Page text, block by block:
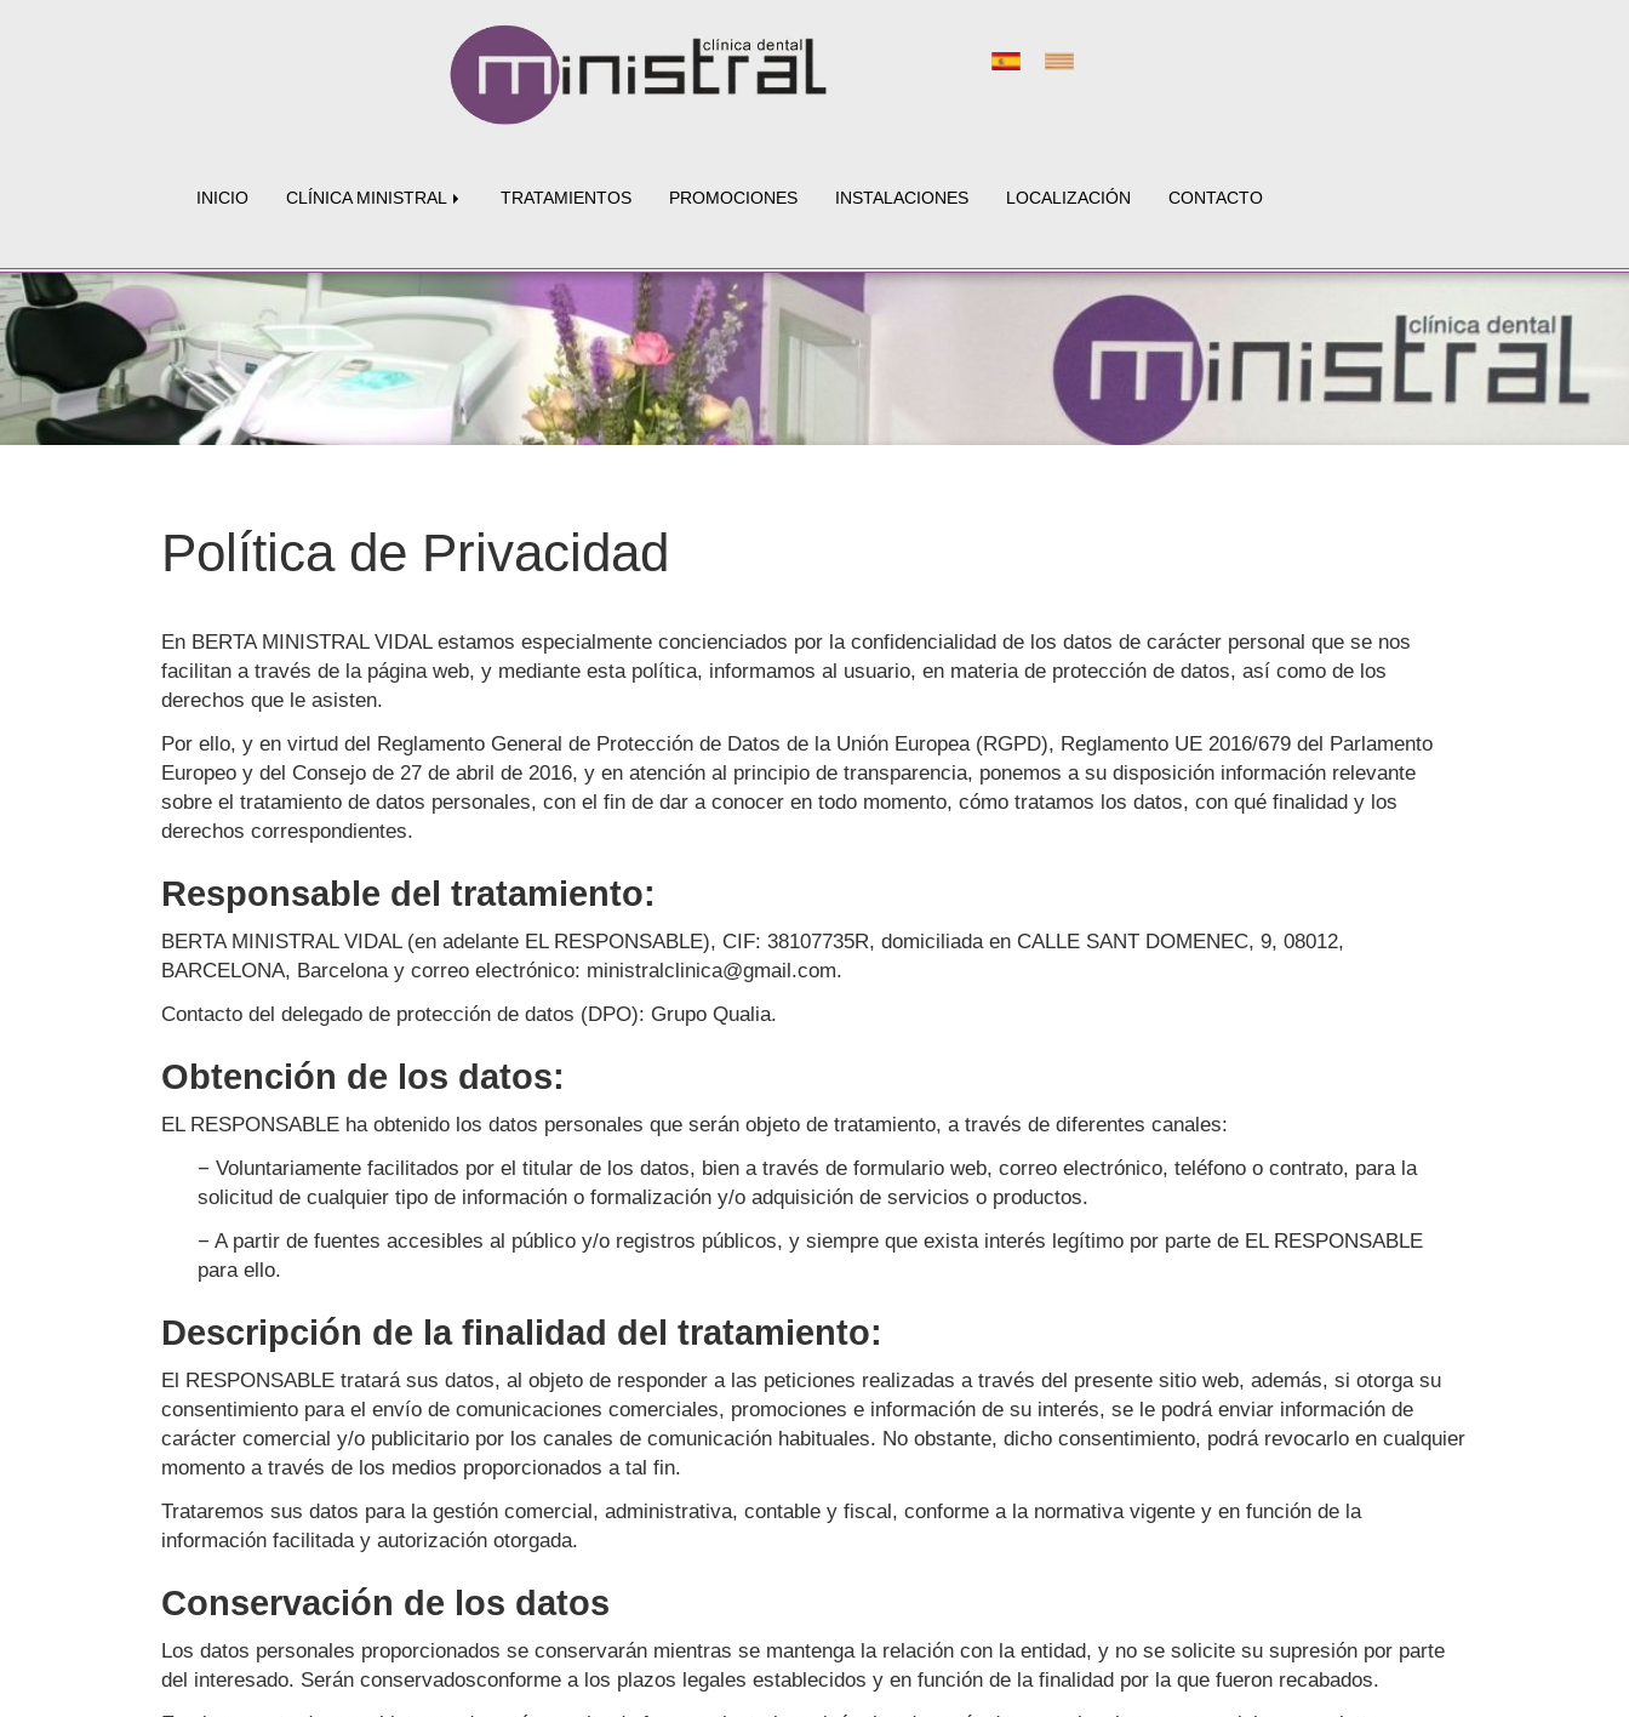
INICIO CLÍNICA MINISTRAL TRATAMIENTOS PROMOCIONES INSTALACIONES LOCALIZACIÓN CONTACTO
Política de Privacidad
En BERTA MINISTRAL VIDALestamos especialmente concienciados por la confidencialidad de los datos de carácter personal que se nos
facilitan a través de la página web, y mediante esta política, informamos al usuario, en materia de protección de datos, así como de los
derechos que le asisten.
Por ello, y en virtud del Reglamento General de Protección de Datos de la Unión Europea (RGPD), Reglamento UE 2016/679 del Parlamento
Europeo y del Consejo de 27 de abril de 2016, y en atención al principio de transparencia, ponemos a su disposición información relevante
sobre el tratamiento de datos personales, con el fin de dar a conocer en todo momento, cómo tratamos los datos, con qué finalidad y los
derechos correspondientes.
Responsable del tratamiento:
BERTA MINISTRAL VIDAL(en adelante EL RESPONSABLE), CIF: 38107735R, domiciliada en CALLE SANT DOMENEC, 9, 08012,
BARCELONA, Barcelonay correo electrónico: ministralclinica@gmail.com.
Contacto del delegado de protección de datos (DPO): Grupo Qualia.
Obtención de los datos:
EL RESPONSABLE ha obtenido los datos personales que serán objeto de tratamiento, a través de diferentes canales:
− Voluntariamente facilitados por el titular de los datos, bien a través de formulario web, correo electrónico, teléfono o contrato, para la
solicitud de cualquier tipo de información o formalización y/o adquisición de servicios o productos.
− A partir de fuentes accesibles al público y/o registros públicos, y siempre que exista interés legítimo por parte de EL RESPONSABLE
para ello.
Descripción de la finalidad del tratamiento:
El RESPONSABLE tratará sus datos, al objeto de responder a las peticiones realizadas a través del presente sitio web, además, si otorga su
consentimiento para el envío de comunicaciones comerciales, promociones e información de su interés, se le podrá enviar información de
carácter comercial y/o publicitario por los canales de comunicación habituales. No obstante, dicho consentimiento, podrá revocarlo en cualquier
momento a través de los medios proporcionados a tal fin.
Trataremos sus datos para la gestión comercial, administrativa, contable y fiscal, conforme a la normativa vigente y en función de la
información facilitada y autorización otorgada.
Conservación de los datos
Los datos personales proporcionados se conservarán mientras se mantenga la relación con la entidad, y no se solicite su supresión por parte
del interesado. Serán conservadosconforme a los plazos legales establecidos y en función de la finalidad por la que fueron recabados.